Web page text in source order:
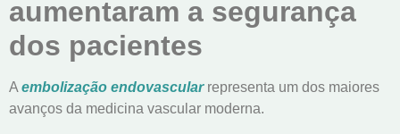
aumentaram a segurança
dos pacientes
A embolização endovascularrepresenta um dos maiores
avanços da medicina vascular moderna.